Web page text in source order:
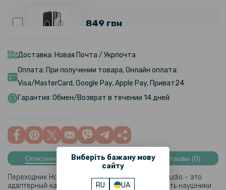
Виберіть бажану мову
сайту
RU UA
849 грн
кольцом и дополнительной защитой на камеру
152 грн
179 грн
на экран
Доставка: Новая Почта / Укрпочта
Оплата: При получении товара, Онлайн оплата:
Visa/MasterCard, Google Pay, Apple Pay, Приват24
Гарантия: Обмен/Возврат в течении 14 дней
Описание Характеристики Отзывы (0)
Переходник Hoco LS35 Type-C to 3.5mm digital audio - это
адаптерный кабель, который поможет подключить наушники